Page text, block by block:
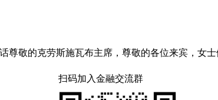
敬的克劳斯施瓦布主席，尊敬的各位来宾，女
扫码加入金融交流群